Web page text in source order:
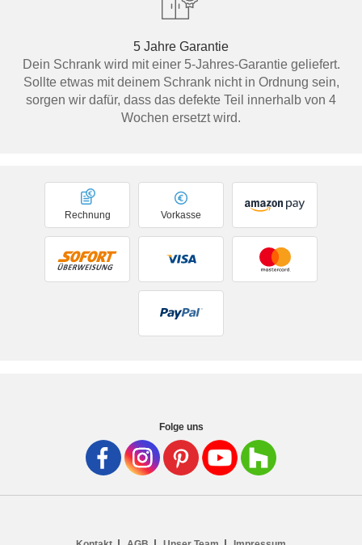
5 Jahre Garantie
Dein Schrank wird mit einer 5-Jahres-Garantie geliefert.
Sollte etwas mit deinem Schrank nicht in Ordnung sein,
sorgen wir dafür, dass das defekte Teil innerhalb von 4
Wochen ersetzt wird.
Vorkasse
Rechnung
Folge uns